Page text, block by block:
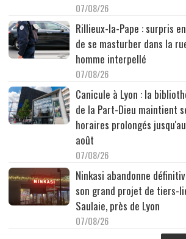
07/08/26
Rillieux-la-Pape : surpris
de se masturber dans la
homme interpellé
07/08/26
Canicule à Lyon : la
de la Part-Dieu maintient
horaires prolongés
août
07/08/26
Ninkasi abandonne
son grand projet de tiers-
Saulaie, près de Lyon
07/08/26